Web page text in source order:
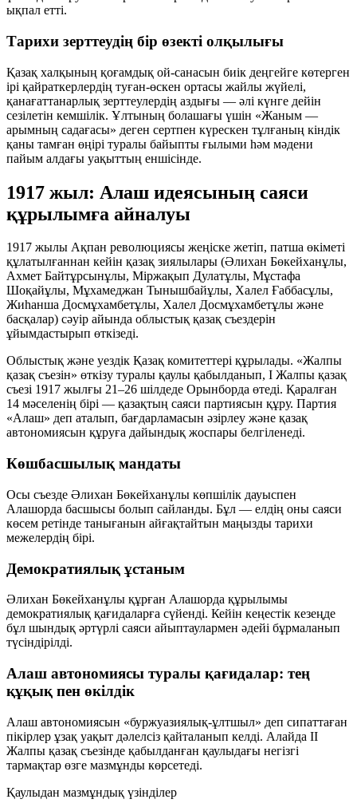
ықпал етті.
Тарихи зерттеудің бір өзекті олқылығы
Қазақ халқының қоғамдық ой-санасын биік деңгейге көтерген
ірі қайраткерлердің туған-өскен ортасы жайлы жүйелі,
қанағаттанарлық зерттеулердің аздығы — әлі күнге дейін
сезілетін кемшілік. Ұлтының болашағы үшін «Жаным —
арымның садағасы» деген сертпен күрескен тұлғаның кіндік
қаны тамған өңірі туралы байыпты ғылыми һәм мәдени
пайым алдағы уақыттың еншісінде.
1917 жыл: Алаш идеясының саяси
құрылымға айналуы
1917 жылы Ақпан революциясы жеңіске жетіп, патша өкіметі
құлатылғаннан кейін қазақ зиялылары (Әлихан Бөкейханұлы,
Ахмет Байтұрсынұлы, Міржақып Дулатұлы, Мұстафа
Шоқайұлы, Мұхамеджан Тынышбайұлы, Халел Ғаббасұлы,
Жиһанша Досмұхамбетұлы, Халел Досмұхамбетұлы және
басқалар) сәуір айында облыстық қазақ съездерін
ұйымдастырып өткізеді.
Облыстық және уездік Қазақ комитеттері құрылады. «Жалпы
қазақ съезін» өткізу туралы қаулы қабылданып, І Жалпы қазақ
съезі 1917 жылғы 21–26 шілдеде Орынборда өтеді. Қаралған
14 мәселенің бірі — қазақтың саяси партиясын құру. Партия
«Алаш» деп аталып, бағдарламасын әзірлеу және қазақ
автономиясын құруға дайындық жоспары белгіленеді.
Көшбасшылық мандаты
Осы съезде Әлихан Бөкейханұлы көпшілік дауыспен
Алашорда басшысы болып сайланды. Бұл — елдің оны саяси
көсем ретінде танығанын айғақтайтын маңызды тарихи
межелердің бірі.
Демократиялық ұстаным
Әлихан Бөкейханұлы құрған Алашорда құрылымы
демократиялық қағидаларға сүйенді. Кейін кеңестік кезеңде
бұл шындық әртүрлі саяси айыптаулармен әдейі бұрмаланып
түсіндірілді.
Алаш автономиясы туралы қағидалар: тең
құқық пен өкілдік
Алаш автономиясын «буржуазиялық-ұлтшыл» деп сипаттаған
пікірлер ұзақ уақыт дәлелсіз қайталанып келді. Алайда ІІ
Жалпы қазақ съезінде қабылданған қаулыдағы негізгі
тармақтар өзге мазмұнды көрсетеді.
Қаулыдан мазмұндық үзінділер